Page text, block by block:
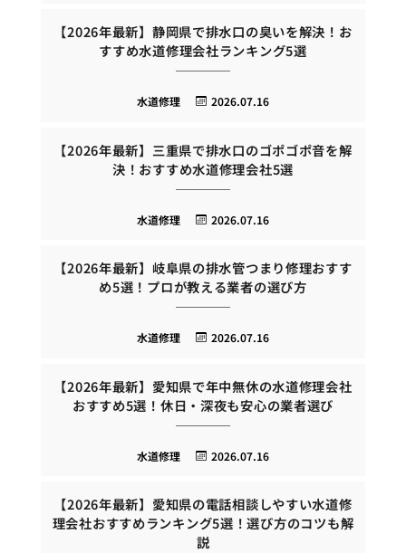
【2026年最新】静岡県で排水口の臭いを解決！お
すすめ水道修理会社ランキング5選
2026.07.16
水道修理
【2026年最新】三重県で排水口のゴポゴポ音を解
決！おすすめ水道修理会社5選
2026.07.16
水道修理
【2026年最新】岐阜県の排水管つまり修理おすす
め5選！プロが教える業者の選び方
2026.07.16
水道修理
【2026年最新】愛知県で年中無休の水道修理会社
おすすめ5選！休日・深夜も安心の業者選び
2026.07.16
水道修理
【2026年最新】愛知県の電話相談しやすい水道修
理会社おすすめランキング5選！選び方のコツも解
説